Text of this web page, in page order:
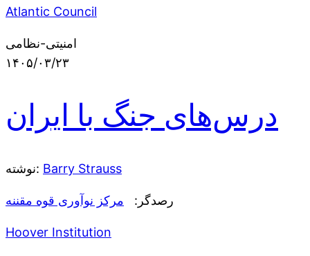
Atlantic Council
امنیتی-نظامی
۱۴۰۵/۰۳/۲۳
درس‌های جنگ با ایران
نوشته: Barry Strauss
رصدگر: مرکز نوآوری قوه مقننه
Hoover Institution